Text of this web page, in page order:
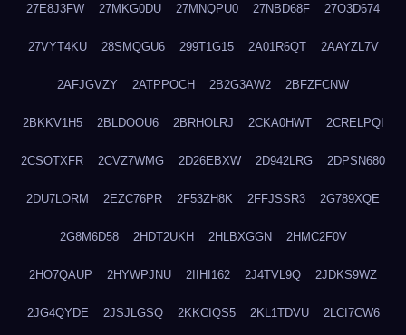
27E8J3FW 27MKG0DU 27MNQPU0 27NBD68F 27O3D674
27VYT4KU 28SMQGU6 299T1G15 2A01R6QT 2AAYZL7V
2AFJGVZY 2ATPPOCH 2B2G3AW2 2BFZFCNW
2BKKV1H5 2BLDOOU6 2BRHOLRJ 2CKA0HWT 2CRELPQI
2CSOTXFR 2CVZ7WMG 2D26EBXW 2D942LRG 2DPSN680
2DU7LORM 2EZC76PR 2F53ZH8K 2FFJSSR3 2G789XQE
2G8M6D58 2HDT2UKH 2HLBXGGN 2HMC2F0V
2HO7QAUP 2HYWPJNU 2IIHI162 2J4TVL9Q 2JDKS9WZ
2JG4QYDE 2JSJLGSQ 2KKCIQS5 2KL1TDVU 2LCI7CW6